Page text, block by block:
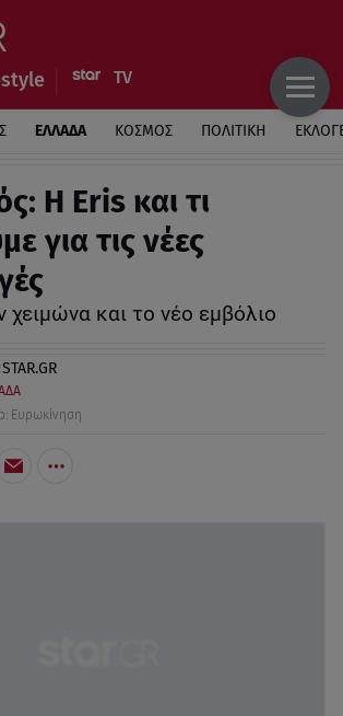
ΕΛΛΑΔΑ ΚΟΣΜΟΣ ΠΟΛΙΤΙΚΗ
Η Eris και τι
για τις νέες
χειμώνα και το νέο εμβόλιο
STAR.GR
Ευρωκίνηση